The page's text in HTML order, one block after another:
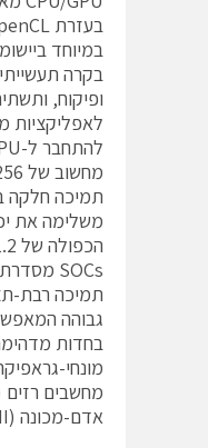
במיוחד
בקרה
ופיקוח,
משלימה את
תמיכה רבת-
גבוהה
בחדות
מונחי-
אדם-מכונה (HMI).